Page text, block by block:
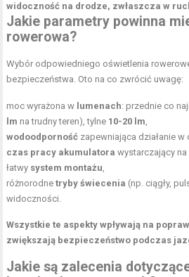
widoczność na drodze, zwłaszcza w
Jakie parametry powinna
rowerowa?
Wybór odpowiedniego oświetlenia
bezpieczeństwa. Oto na co zwrócić uwagę:
moc wyrażona w lumenach: przednie co
lm na trudny teren), tylne 10-20 lm,
wodoodporność zapewniająca działanie w
czas pracy akumulatora wystarczający
łatwy system montażu,
różnorodnetryby świecenia (np. ciągły,
widoczności.
Wszystkie te aspekty wpływają na
zwiększają bezpieczeństwo podczas
Jakie są zalecenia